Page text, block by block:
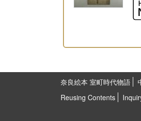
奈良絵本 室町時代物語
Reusing Contents